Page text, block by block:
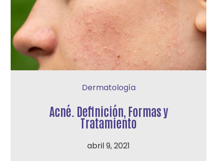
Dermatología
Acné. Definición, Formas y
Tratamiento
abril 9, 2021